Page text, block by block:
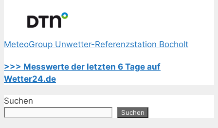
MeteoGroup Unwetter-Referenzstation Bocholt
>>> Messwerte der letzten 6 Tage auf
Wetter24.de
Suchen
Suchen